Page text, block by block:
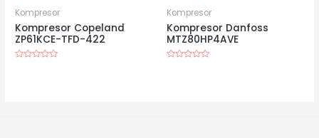
Kompresor
Kompresor Copeland
ZP61KCE-TFD-422
Kompresor
Kompresor Danfoss
MTZ80HP4AVE